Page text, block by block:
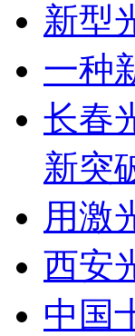
新型
一种
长春
新突
用激
西安
中国